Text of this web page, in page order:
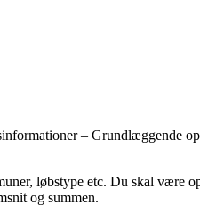
– Grundlæggende
løbstype etc. Du skal være
og summen.